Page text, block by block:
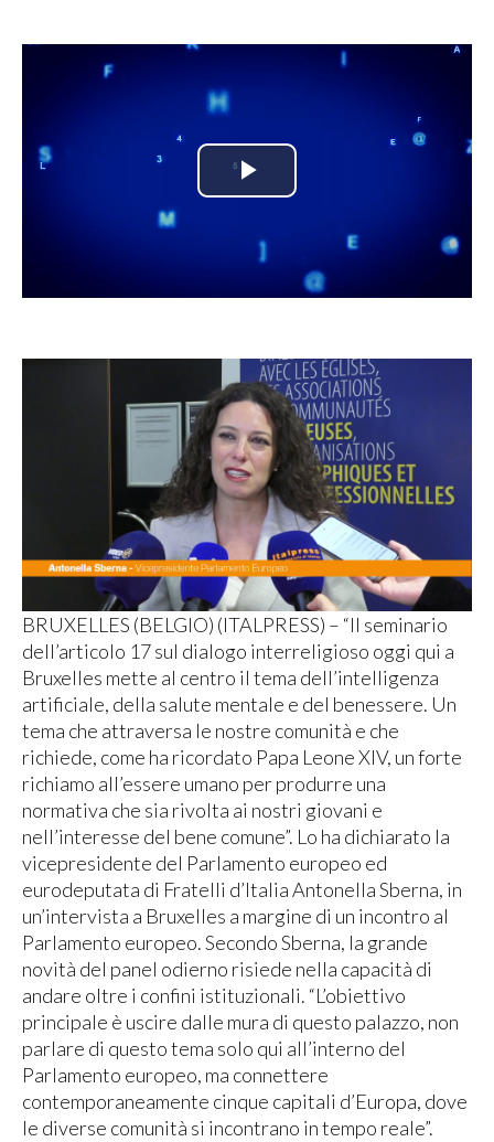
Play
Video
BRUXELLES (BELGIO) (ITALPRESS) – “Il seminario
dell’articolo 17 sul dialogo interreligioso oggi qui a
Bruxelles mette al centro il tema dell’intelligenza
artificiale, della salute mentale e del benessere. Un
tema che attraversa le nostre comunità e che
richiede, come ha ricordato Papa Leone XIV, un forte
richiamo all’essere umano per produrre una
normativa che sia rivolta ai nostri giovani e
nell’interesse del bene comune”. Lo ha dichiarato la
vicepresidente del Parlamento europeo ed
eurodeputata di Fratelli d’Italia Antonella Sberna, in
un’intervista a Bruxelles a margine di un incontro al
Parlamento europeo. Secondo Sberna, la grande
novità del panel odierno risiede nella capacità di
andare oltre i confini istituzionali. “L’obiettivo
principale è uscire dalle mura di questo palazzo, non
parlare di questo tema solo qui all’interno del
Parlamento europeo, ma connettere
contemporaneamente cinque capitali d’Europa, dove
le diverse comunità si incontrano in tempo reale”.